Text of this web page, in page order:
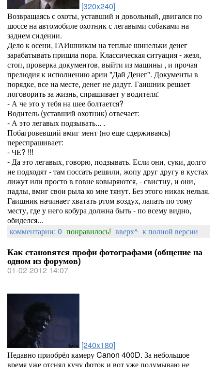
[320x240]
Возвращаясь с охоты, уставший и довольный, двигался по
шоссе на автомобиле охотник с легавыми собаками на
заднем сидении.
Дело к осени, ГАИшникам на теплые шинельки денег
зарабатывать пришла пора. Классическая ситуация - жезл,
стоп, проверка документов, выйти из машины , и прочая
прелюдия к исполнению арии "Дай Денег". Документы в
порядке, все на месте, денег не дадут. Гаишник решает
поговорить за жизнь, спрашивает у водителя:
- А че это у тебя на шее болтается?
Водитель (уставший охотник) отвечает:
- А это легавых подзывать... .
Побагровевший вмиг мент (но еще сдерживаясь)
переспрашивает:
- ЧЕ? !!!
- Да это легавых, говорю, подзывать. Если они, суки, долго
не подходят - там поссать решили, жопу друг другу в кустах
лижут или просто в говне ковыряются, - свистну, и они,
падлы, вмиг свои рыла ко мне тянут. Без этого никак нельзя.
Гаишник начинает хватать ртом воздух, лапать по тому
месту, где у него кобура должна быть - по всему видно,
обиделся...
комментарии: 0 понравилось! вверх^ к полной версии
Как становятся профи фотографами (общение на
одном из форумов)
01-02-2012 14:07
[240x180]
Недавно приобрёл камеру Canon 400D. За небольшое
время уже отснял кучу фоток и вот уже подумываю не